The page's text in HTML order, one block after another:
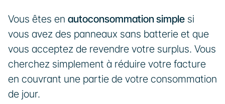
Vous êtes en autoconsommation simple si
vous avez des panneaux sans batterie et que
vous acceptez de revendre votre surplus. Vous
cherchez simplement à réduire votre facture
en couvrant une partie de votre consommation
de jour.